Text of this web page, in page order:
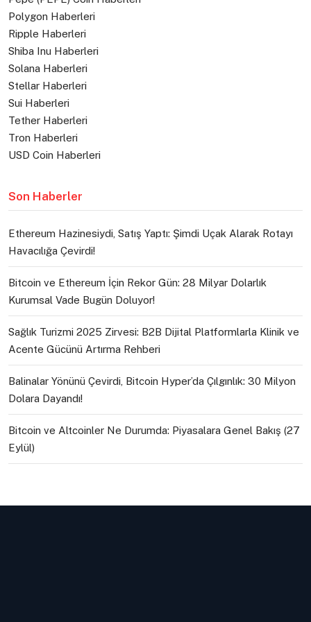
Polygon Haberleri
Ripple Haberleri
Shiba Inu Haberleri
Solana Haberleri
Stellar Haberleri
Sui Haberleri
Tether Haberleri
Tron Haberleri
USD Coin Haberleri
Son Haberler
Ethereum Hazinesiydi, Satış Yaptı: Şimdi Uçak Alarak Rotayı
Havacılığa Çevirdi!
Bitcoin ve Ethereum İçin Rekor Gün: 28 Milyar Dolarlık
Kurumsal Vade Bugün Doluyor!
Sağlık Turizmi 2025 Zirvesi: B2B Dijital Platformlarla Klinik ve
Acente Gücünü Artırma Rehberi
Balinalar Yönünü Çevirdi, Bitcoin Hyper’da Çılgınlık: 30 Milyon
Dolara Dayandı!
Bitcoin ve Altcoinler Ne Durumda: Piyasalara Genel Bakış (27
Eylül)